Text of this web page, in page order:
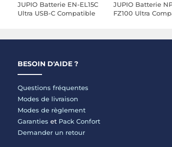
JUPIO Batterie EN-EL15C
Ultra USB-C Compatible
JUPIO Batterie
FZ100 Ultra
BESOIN D'AIDE ?
Questions fréquentes
Modes de livraison
Modes de règlement
Garanties et Pack Confort
Demander un retour